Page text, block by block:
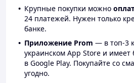
Крупные покупки можно
24 платежей. Нужен только
банке.
Приложение Prom — в топ-3
украинском App Store и имеет
в Google Play. Покупайте со
угодно.